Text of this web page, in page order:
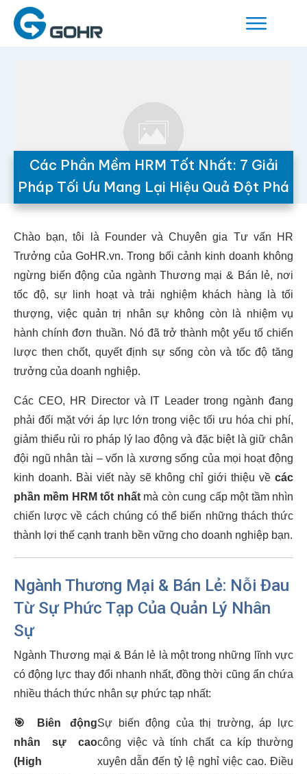
Các Phần Mềm HRM Tốt Nhất: 7 Giải
Pháp Tối Ưu Mang Lại Hiệu Quả Đột Phá
Chào bạn, tôi là Founder và Chuyên gia Tư vấn HR
Trưởng của GoHR.vn. Trong bối cảnh kinh doanh không
ngừng biến động của ngành Thương mại & Bán lẻ, nơi
tốc độ, sự linh hoạt và trải nghiệm khách hàng là tối
thượng, việc quản trị nhân sự không còn là nhiệm vụ
hành chính đơn thuần. Nó đã trở thành một yếu tố chiến
lược then chốt, quyết định sự sống còn và tốc độ tăng
trưởng của doanh nghiệp.
Các CEO, HR Director và IT Leader trong ngành đang
phải đối mặt với áp lực lớn trong việc tối ưu hóa chi phí,
giảm thiểu rủi ro pháp lý lao động và đặc biệt là giữ chân
đội ngũ nhân tài – vốn là xương sống của mọi hoạt động
kinh doanh. Bài viết này sẽ không chỉ giới thiệu về các
phần mềm HRM tốt nhấtmà còn cung cấp một tầm nhìn
chiến lược về cách chúng có thể biến những thách thức
thành lợi thế cạnh tranh bền vững cho doanh nghiệp bạn.
Ngành Thương Mại & Bán Lẻ: Nỗi Đau
Từ Sự Phức Tạp Của Quản Lý Nhân
Sự
Ngành Thương mại & Bán lẻ là một trong những lĩnh vực
có động lực thay đổi nhanh nhất, đồng thời cũng ẩn chứa
nhiều thách thức nhân sự phức tạp nhất:
🎯
Biên động
nhân sự cao
(High
Sự biến động của thị trường, áp lực
công việc và tính chất ca kíp thường
xuyên dẫn đến tỷ lệ nghỉ việc cao. Điều